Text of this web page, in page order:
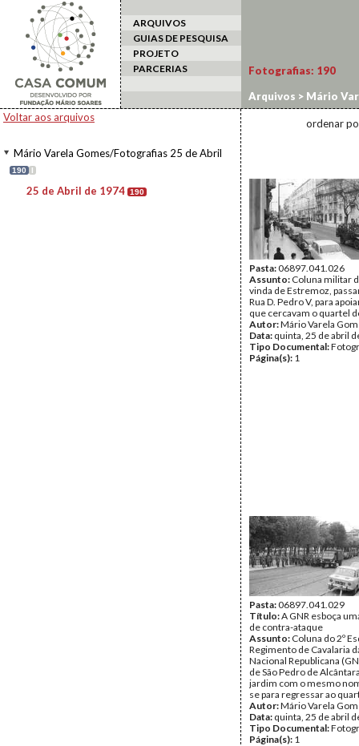
ARQUIVOS
GUIAS DE PESQUISA
PROJETO
PARCERIAS
Voltar aos arquivos
Mário Varela Gomes/Fotografias 25 de Abril
190 I
25 de Abril de 1974 190
Fotografias: 190
Arquivos > Mário
ordenar
Pasta:06897.041.026
Assunto: Coluna militar
vinda de Estremoz,
Rua D. Pedro V, para
que cercavam o quartel
Autor:Mário Varela
Data: quinta, 25 de abril
Tipo Documental:
Página(s): 1
Pasta:06897.041.029
Título:A GNR esboça
de contra-ataque
Assunto: Coluna do 2º
Regimento de Cavalaria
Nacional Republicana
de São Pedro de
jardim com o mesmo
se para regressar ao
Autor:Mário Varela
Data: quinta, 25 de abril
Tipo Documental:
Página(s): 1